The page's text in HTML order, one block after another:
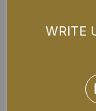
WRITE